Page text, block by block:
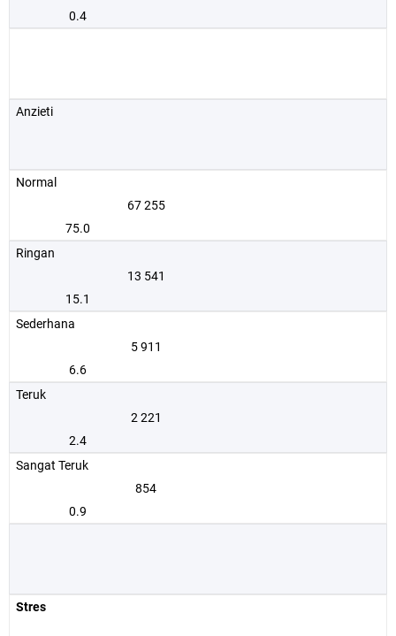
0.4
Anzieti
Normal
67 255
75.0
Ringan
13 541
15.1
Sederhana
5 911
6.6
Teruk
2 221
2.4
Sangat Teruk
854
0.9
Stres